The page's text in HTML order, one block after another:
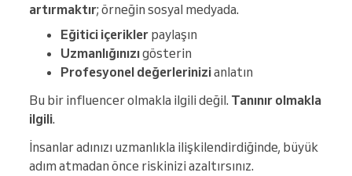
artırmaktır; örneğin sosyal medyada.
Eğitici içerikler paylaşın
Uzmanlığınızıgösterin
Profesyonel değerlerinizianlatın
Bu bir influencer olmakla ilgili değil. Tanınır olmakla
ilgili.
İnsanlar adınızı uzmanlıkla ilişkilendirdiğinde, büyük
adım atmadan önce riskinizi azaltırsınız.